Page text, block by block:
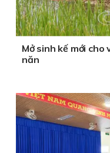
Mở sinh kế mới
năn